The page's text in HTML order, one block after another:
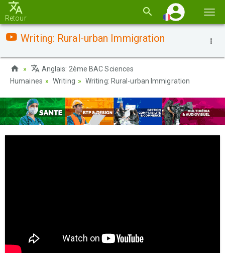
la
Retour
Writing: Rural-urban Immigration
Anglais: 2ème BAC Sciences
Humaines
Writing Writing: Rural-urban Immigration